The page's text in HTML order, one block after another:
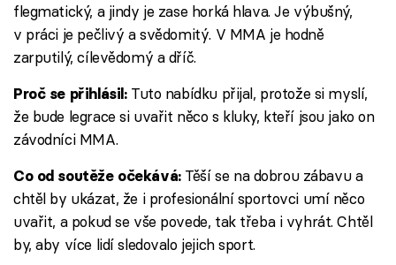
flegmatický, a jindy je zase horká hlava. Je výbušný,
v práci je pečlivý a svědomitý. V MMA je hodně
zarputilý, cílevědomý a dříč.
Proč se přihlásil: Tuto nabídku přijal, protože si myslí,
že bude legrace si uvařit něco s kluky, kteří jsou jako on
závodníci MMA.
Co od soutěže očekává:Těší se na dobrou zábavu a
chtěl by ukázat, že i profesionální sportovci umí něco
uvařit, a pokud se vše povede, tak třeba i vyhrát. Chtěl
by, aby více lidí sledovalo jejich sport.